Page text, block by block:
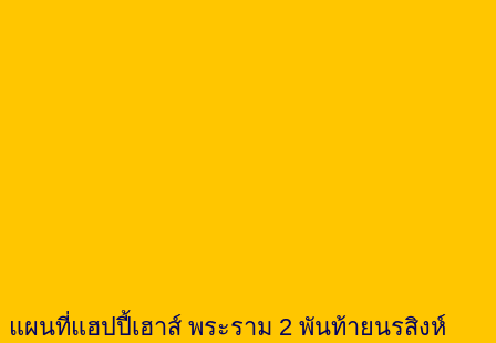
แผนที่แฮปปี้เฮาส์ พระราม 2 พันท้ายนรสิงห์